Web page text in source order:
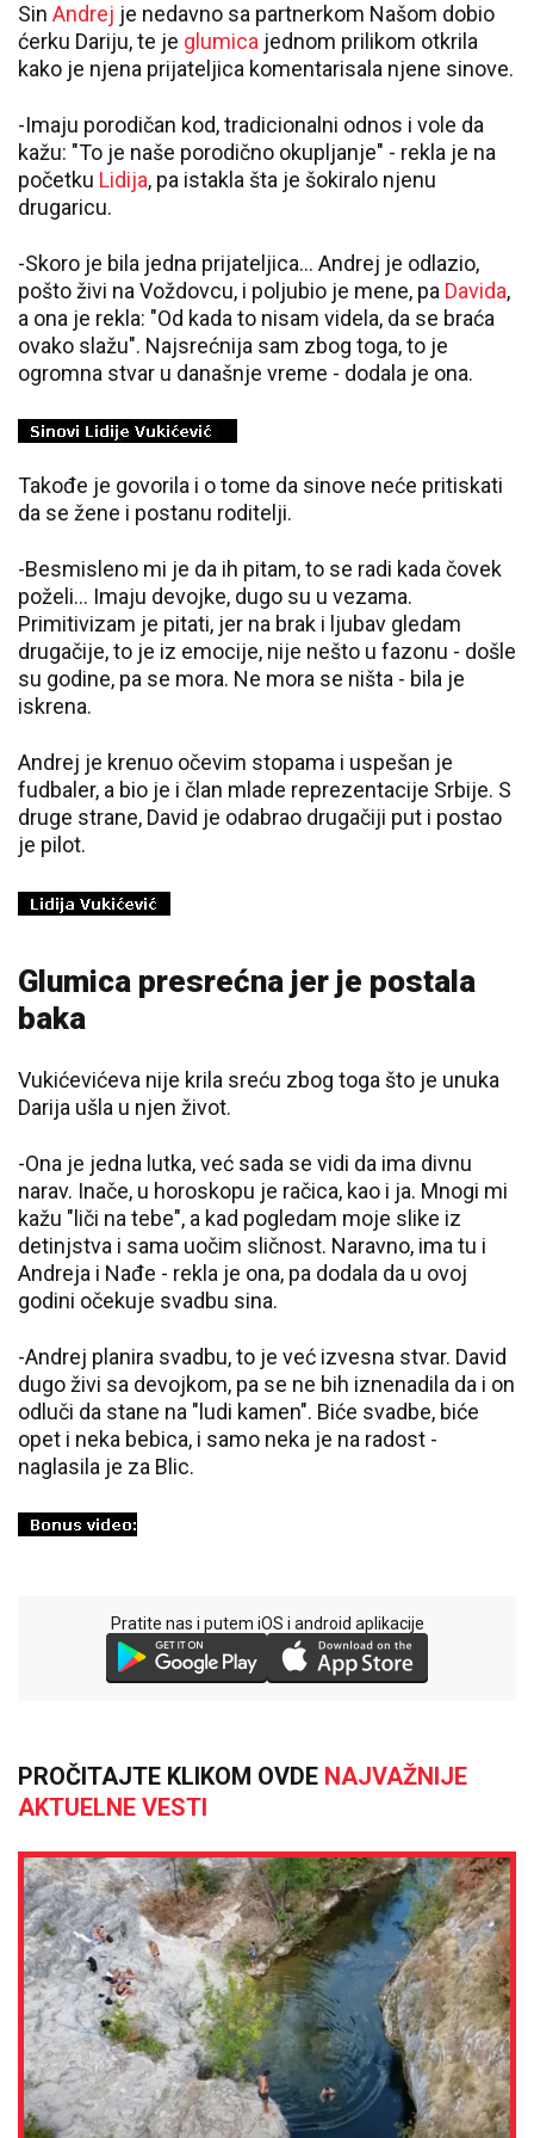
Sin Andrej je nedavno sa partnerkom Našom dobio
ćerku Dariju, te je glumica jednom prilikom otkrila
kako je njena prijateljica komentarisala njene sinove.
-Imaju porodičan kod, tradicionalni odnos i vole da
kažu: "To je naše porodično okupljanje" - rekla je na
početku Lidija, pa istakla šta je šokiralo njenu
drugaricu.
-Skoro je bila jedna prijateljica... Andrej je odlazio,
pošto živi na Voždovcu, i poljubio je mene, pa Davida,
a ona je rekla: "Od kada to nisam videla, da se braća
ovako slažu". Najsrećnija sam zbog toga, to je
ogromna stvar u današnje vreme - dodala je ona.
Takođe je govorila i o tome da sinove neće pritiskati
da se žene i postanu roditelji.
-Besmisleno mi je da ih pitam, to se radi kada čovek
poželi... Imaju devojke, dugo su u vezama.
Primitivizam je pitati, jer na brak i ljubav gledam
drugačije, to je iz emocije, nije nešto u fazonu - došle
su godine, pa se mora. Ne mora se ništa - bila je
iskrena.
Andrej je krenuo očevim stopama i uspešan je
fudbaler, a bio je i član mlade reprezentacije Srbije. S
druge strane, David je odabrao drugačiji put i postao
je pilot.
Glumica presrećna jer je postala
baka
Vukićevićeva nije krila sreću zbog toga što je unuka
Darija ušla u njen život.
-Ona je jedna lutka, već sada se vidi da ima divnu
narav. Inače, u horoskopu je račica, kao i ja. Mnogi mi
kažu "liči na tebe", a kad pogledam moje slike iz
detinjstva i sama uočim sličnost. Naravno, ima tu i
Andreja i Nađe - rekla je ona, pa dodala da u ovoj
godini očekuje svadbu sina.
-Andrej planira svadbu, to je već izvesna stvar. David
dugo živi sa devojkom, pa se ne bih iznenadila da i on
odluči da stane na "ludi kamen". Biće svadbe, biće
opet i neka bebica, i samo neka je na radost -
naglasila je za Blic.
Pratite nas i putem iOS i android aplikacije
PROČITAJTE KLIKOM OVDE NAJVAŽNIJE
AKTUELNE VESTI